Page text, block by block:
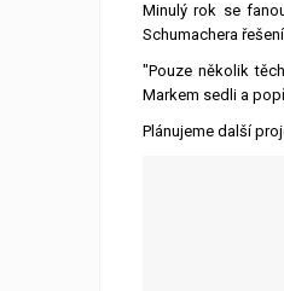
Minulý rok se
Schumachera
"Pouze několik
Markem sedli a
Plánujeme další